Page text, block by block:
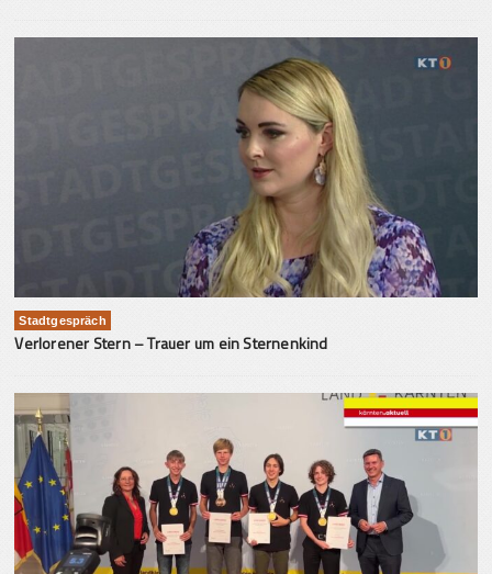
Stadtgespräch
Verlorener Stern – Trauer um ein Sternenkind